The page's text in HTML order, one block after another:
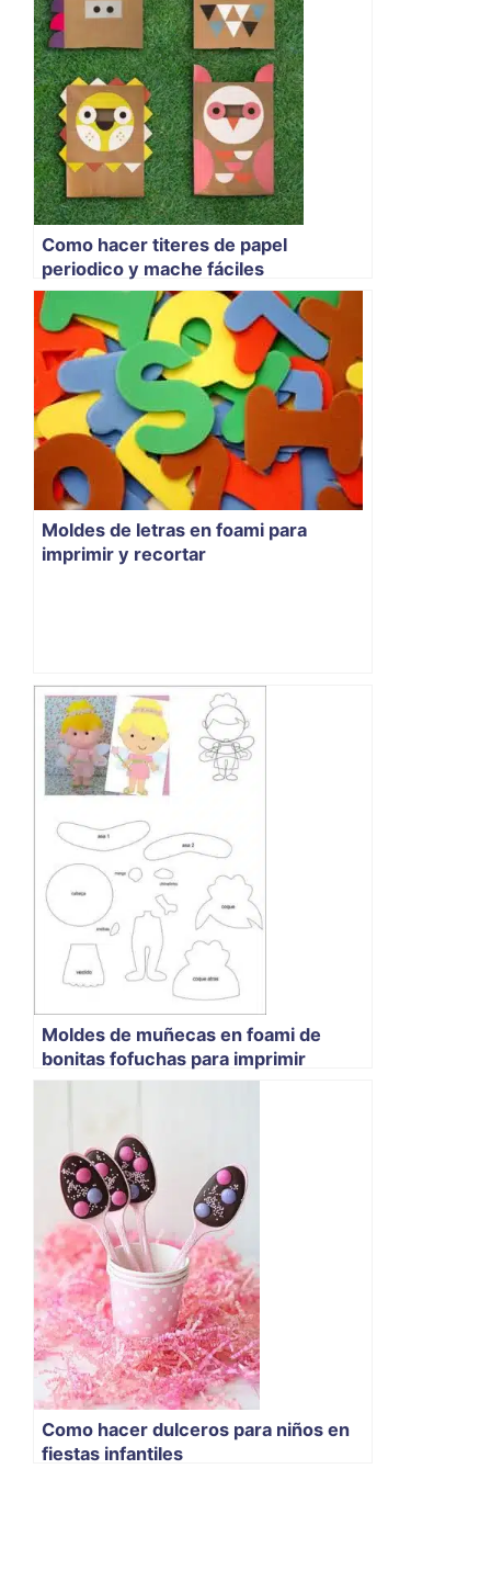
Como hacer titeres de papel
periodico y mache fáciles
Moldes de letras en foami para
imprimir y recortar
Moldes de muñecas en foami de
bonitas fofuchas para imprimir
Como hacer dulceros para niños en
fiestas infantiles